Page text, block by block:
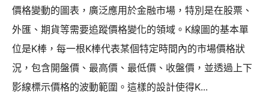
價格變動的圖表，廣泛應用於金融市場，特別是在股票、
外匯、期貨等需要追蹤價格變化的領域。K線圖的基本單
位是K棒，每一根K棒代表某個特定時間內的市場價格狀
況，包含開盤價、最高價、最低價、收盤價，並透過上下
影線標示價格的波動範圍。這樣的設計使得K...